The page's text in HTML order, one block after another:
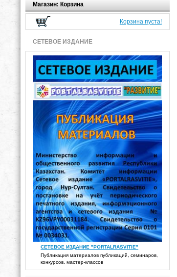
Магазин: Корзина
Корзина пуста!
СЕТЕВОЕ ИЗДАНИЕ
СЕТЕВОЕ ИЗДАНИЕ "PORTALRASVITIE"
Публикация материалов публикаций, семинаров,
конкурсов, мастер-классов